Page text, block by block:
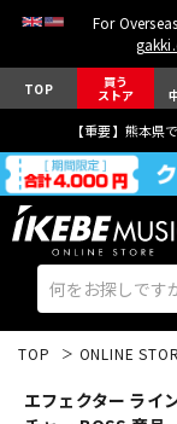
For
TOP 買う
ストア
【重要】熊本県
TOP ONLINE
エフェクター ライ